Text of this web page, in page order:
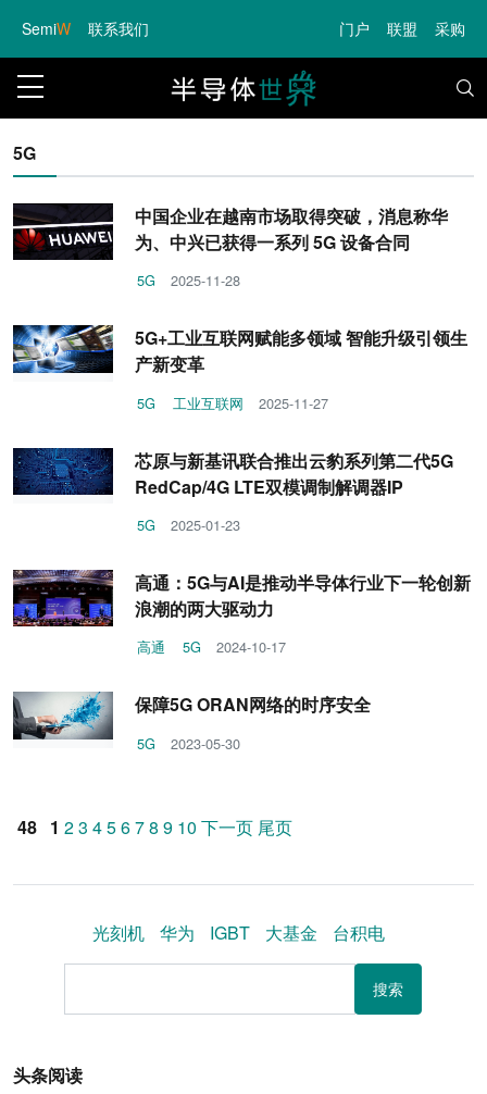
SemiW 联系我们 门户 联盟 采购
5G
中国企业在越南市场取得突破，消息称华
为、中兴已获得一系列 5G 设备合同
5G 2025-11-28
5G+工业互联网赋能多领域 智能升级引领生
产新变革
5G 工业互联网 2025-11-27
芯原与新基讯联合推出云豹系列第二代5G
RedCap/4G LTE双模调制解调器IP
5G 2025-01-23
高通：5G与AI是推动半导体行业下一轮创新
浪潮的两大驱动力
高通 5G 2024-10-17
保障5G ORAN网络的时序安全
5G 2023-05-30
48 1 23 45678 9 10 下一页 尾页
光刻机 华为 IGBT 大基金 台积电
搜索
头条阅读